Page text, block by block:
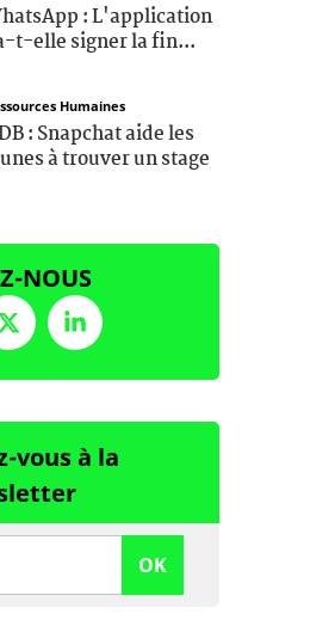
: L'application
t-elle signer la fin...
Humaines
: Snapchat aide les
à trouver un stage
NOUS
vous à la
OK